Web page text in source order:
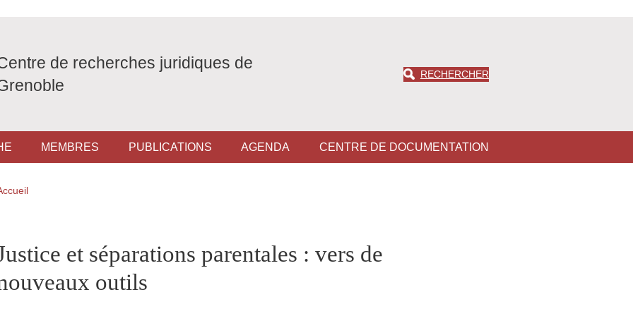
de recherches juridiques de
RECHERCHER
MEMBRES PUBLICATIONS AGENDA CENTRE DE DOCUMENTATION
d'Ariane
Sidebar
et séparations parentales : vers de
outils